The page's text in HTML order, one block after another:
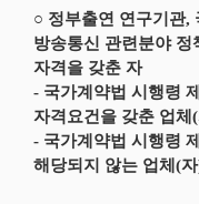
○ 정부출연 연구기관,
방송통신 관련분야 정
자격을 갖춘 자
- 국가계약법 시행령
자격요건을 갖춘 업체
- 국가계약법 시행령
해당되지 않는 업체(